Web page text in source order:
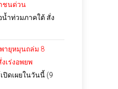
ชนด่วน
ำท่วมภาคใต้ สั่ง
ายุหมุนถล่ม 8
เร่งอพยพ
ปิดเผยในวันนี้ (9